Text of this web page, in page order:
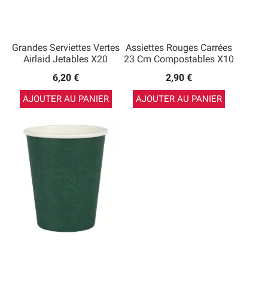
Grandes Serviettes Vertes
Airlaid Jetables X20
6,20 €
AJOUTER AU PANIER
Assiettes Rouges Carrées
23 Cm Compostables X10
2,90 €
AJOUTER AU PANIER